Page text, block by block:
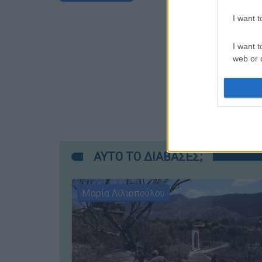
I want
I want
web or
I want
ΑΥΤΟ ΤΟ ΔΙΑΒΑΣΕΣ;
Μαρία Λιλιοπούλου